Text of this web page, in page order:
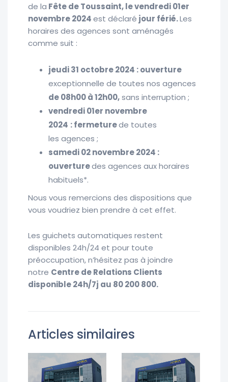
de la Fête de Toussaint, le vendredi 01er
novembre 2024est déclaré jour férié.Les
horaires des agences sont aménagés
comme suit :
jeudi 31 octobre 2024 :ouverture
exceptionnelle de toutes nos agences
de 08h00 à 12h00,sans interruption ;
vendredi 01er novembre
2024 :fermeturede toutes
les agences ;
samedi 02 novembre 2024 :
ouverturedes agences aux horaires
habituels*.
Nous vous remercions des dispositions que
vous voudriez bien prendre à cet effet.
Les guichets automatiques restent
disponibles 24h/24 et pour toute
préoccupation, n’hésitez pas à joindre
notre Centre de Relations Clients
disponible24h/7j au 80 200 800.
Articles similaires